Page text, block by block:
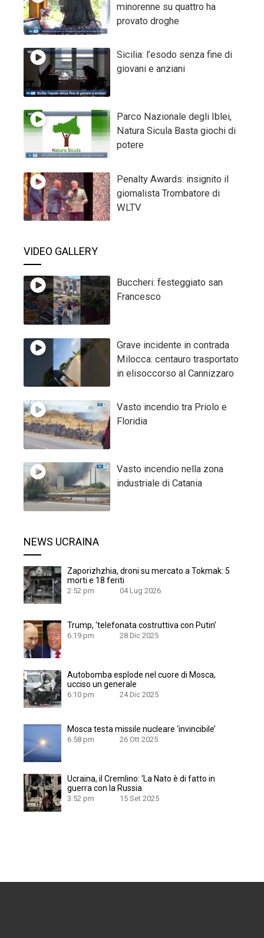
minorenne su quattro ha
provato droghe
Sicilia: l’esodo senza fine di
giovani e anziani
Parco Nazionale degli Iblei,
Natura Sicula Basta giochi di
potere
Penalty Awards: insignito il
giornalista Trombatore di
WLTV
VIDEO GALLERY
Buccheri: festeggiato san
Francesco
Grave incidente in contrada
Milocca: centauro trasportato
in elisoccorso al Cannizzaro
Vasto incendio tra Priolo e
Floridia
Vasto incendio nella zona
industriale di Catania
NEWS UCRAINA
Zaporizhzhia, droni su mercato a Tokmak: 5
morti e 18 feriti
2:52 pm 04 Lug 2026
Trump, ‘telefonata costruttiva con Putin’
6:19 pm 28 Dic 2025
Autobomba esplode nel cuore di Mosca,
ucciso un generale
6:10 pm 24 Dic 2025
Mosca testa missile nucleare ‘invincibile’
6:58 pm 26 Ott 2025
Ucraina, il Cremlino: ‘La Nato è di fatto in
guerra con la Russia
3:52 pm 15 Set 2025